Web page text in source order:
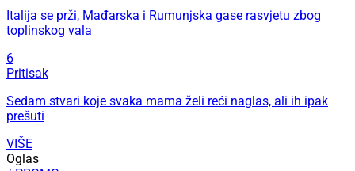
Italija se prži, Mađarska i Rumunjska gase rasvjetu zbog
toplinskog vala
6
Pritisak
Sedam stvari koje svaka mama želi reći naglas, ali ih ipak
prešuti
VIŠE
Oglas